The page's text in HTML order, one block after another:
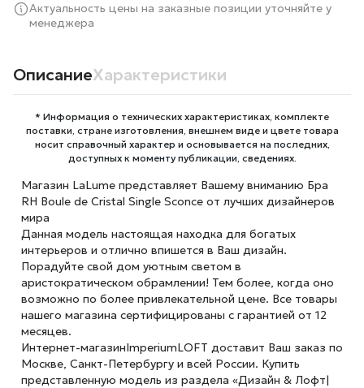
Актуальность цены на заказные позиции уточняйте у
менеджера
ОписаниеХарактеристики
* Информация о технических характеристиках, комплекте
поставки, стране изготовления, внешнем виде и цвете товара
носит справочный характер и основывается на последних,
доступных к моменту публикации, сведениях.
Магазин LaLume представляет Вашему вниманию Бра
RH Boule de Cristal Single Sconce от лучших дизайнеров
мира
Данная модель настоящая находка для богатых
интерьеров и отлично впишется в Ваш дизайн.
Порадуйте свой дом уютным светом в
аристократическом обрамлении! Тем более, когда оно
возможно по более привлекательной цене. Все товары
нашего магазина сертифицированы с гарантией от 12
месяцев.
Интернет-магазинImperiumLOFT доставит Ваш заказ по
Москве, Санкт-Петербургу и всей России. Купить
представленную модель из раздела «Дизайн & Лофт|